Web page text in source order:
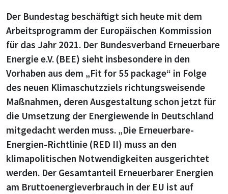
Der Bundestag beschäftigt sich heute mit dem
Arbeitsprogramm der Europäischen Kommission
für das Jahr 2021. Der Bundesverband Erneuerbare
Energie e.V. (BEE) sieht insbesondere in den
Vorhaben aus dem „Fit for 55 package“ in Folge
des neuen Klimaschutzziels richtungsweisende
Maßnahmen, deren Ausgestaltung schon jetzt für
die Umsetzung der Energiewende in Deutschland
mitgedacht werden muss. „Die Erneuerbare-
Energien-Richtlinie (RED II) muss an den
klimapolitischen Notwendigkeiten ausgerichtet
werden. Der Gesamtanteil Erneuerbarer Energien
am Bruttoenergieverbrauch in der EU ist auf